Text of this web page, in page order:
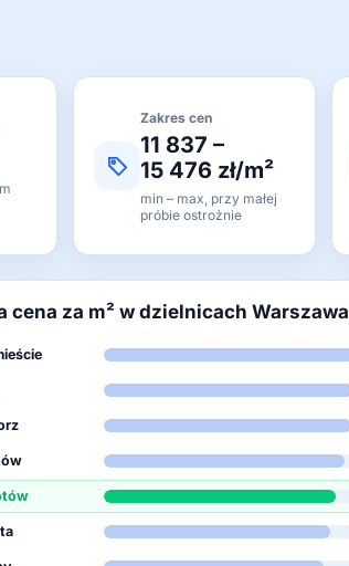
Zakres cen
11 837 –
15 476 zł/m²
min – max, przy małej
próbie ostrożnie
cena za m² w dzielnicach Warszawa